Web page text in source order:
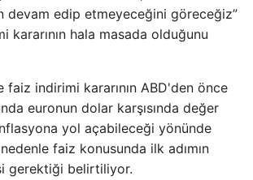
devam edip etmeyeceğini göreceğiz”
kararının hala masada olduğunu
faiz indirimi kararının ABD'den önce
euronun dolar karşısında değer
yol açabileceği yönünde
faiz konusunda ilk adımın
gerektiği belirtiliyor.